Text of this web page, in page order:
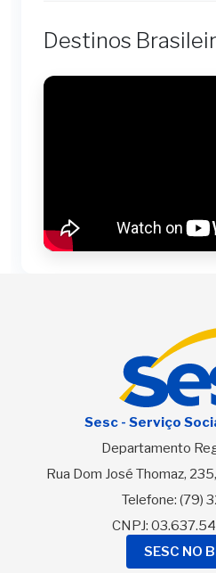
Destinos
Sesc - Serviço
Departamento
Rua Dom José Thomaz,
Telefone: (79)
CNPJ:
SESC NO